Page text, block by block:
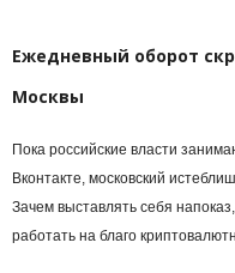
Ежедневный оборот
Москвы
Пока российские власти
Вконтакте, московский
Зачем выставлять себя
работать на благо